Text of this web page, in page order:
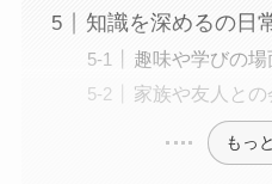
知識を深めるの日
趣味や学びの
家族や友人と
もっ